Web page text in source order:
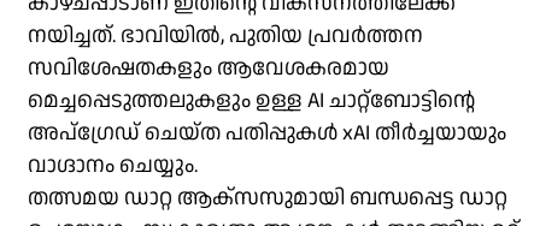
നയിച്ചത്. ഭാവിയിൽ, പുതിയ പ്രവർത്തന
സവിശേഷതകളും ആവേശകരമായ
മെച്ചപ്പെടുത്തലുകളും ഉള്ള AI ചാറ്റ്‌ബോട്ടിന്റെ
അപ്‌ഗ്രേഡ് ചെയ്‌ത പതിപ്പുകൾ xAI തീർച്ചയായും
വാഗ്ദാനം ചെയ്യും.
തത്സമയ ഡാറ്റ ആക്‌സസുമായി ബന്ധപ്പെട്ട ഡാറ്റ